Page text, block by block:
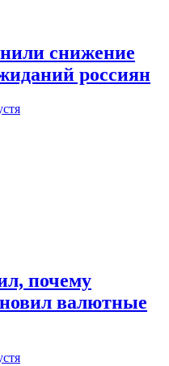
снижение
россиян
почему
валютные